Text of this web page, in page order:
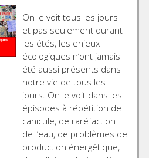
On le voit tous les jours
et pas seulement durant
les étés, les enjeux
écologiques n’ont jamais
été aussi présents dans
notre vie de tous les
jours. On le voit dans les
épisodes à répétition de
canicule, de raréfaction
de l’eau, de problèmes de
production énergétique,